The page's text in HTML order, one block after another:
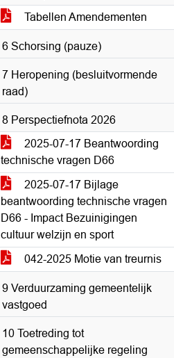
Tabellen Amendementen
6 Schorsing (pauze)
7 Heropening (besluitvormende
raad)
8 Perspectiefnota 2026
2025-07-17 Beantwoording
technische vragen D66
2025-07-17 Bijlage
beantwoording technische vragen
D66 - Impact Bezuinigingen
cultuur welzijn en sport
042-2025 Motie van treurnis
9 Verduurzaming gemeentelijk
vastgoed
10 Toetreding tot
gemeenschappelijke regeling